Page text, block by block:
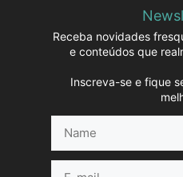
Receba novidades
e conteúdos que
Inscreva-se e fique